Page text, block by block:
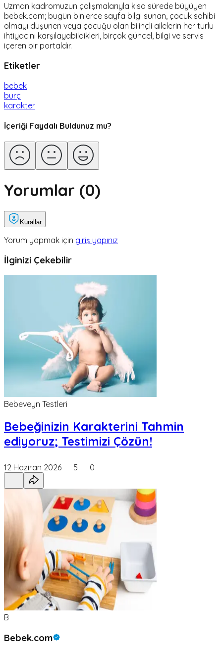
Uzman kadromuzun çalışmalarıyla kısa sürede büyüyen
bebek.com; bugün binlerce sayfa bilgi sunan, çocuk sahibi
olmayı düşünen veya çocuğu olan bilinçli ailelerin her türlü
ihtiyacını karşılayabildikleri, birçok güncel, bilgi ve servis
içeren bir portaldır.
Etiketler
bebek
burç
karakter
İçeriği Faydalı Buldunuz mu?
Yorumlar (0)
Kurallar
Yorum yapmak için giriş yapınız
İlginizi Çekebilir
Bebeveyn Testleri
Bebeğinizin Karakterini Tahmin
ediyoruz; Testimizi Çözün!
12 Haziran 2026 5 0
B
Bebek.com